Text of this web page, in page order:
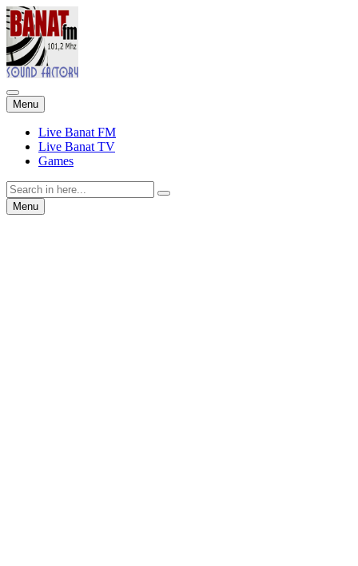
Menu Skip
to
content
Live Banat FM
Live Banat TV
Games
Search
for:Menu Skip
to